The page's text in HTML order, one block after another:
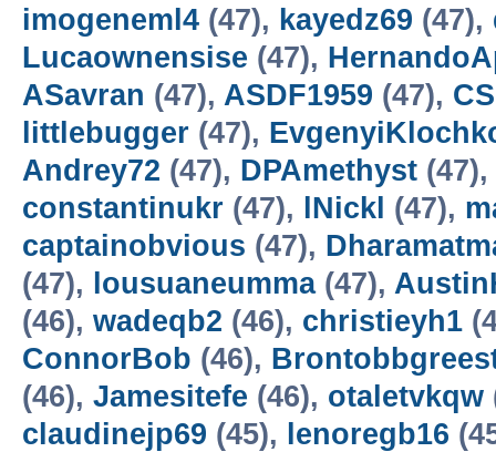
imogeneml4 (47), kayedz69 (47),
Lucaownensise (47),
ASavran (47), ASDF1959 (47),
littlebugger (47),
Andrey72 (47), DPAmethyst (47),
constantinukr (47), lNickl (47),
captainobvious (47),
(47),
lousuaneumma(47),
(46), wadeqb2 (46), christieyh1
ConnorBob (46),
(46), Jamesitefe (46), otaletvkqw
claudinejp69 (45), lenoregb16